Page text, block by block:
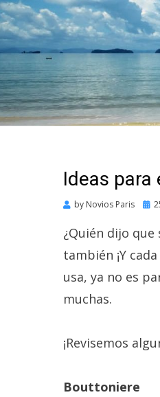
Ideas para
by Novios Paris
¿Quién dijo
también ¡Y
usa, ya no es
muchas.
¡Revisemos
Bouttoniere